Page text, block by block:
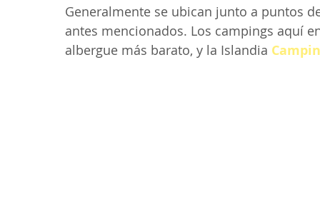
Generalmente se ubican junto a puntos
antes mencionados. Los campings aquí
albergue más barato, y la Islandia